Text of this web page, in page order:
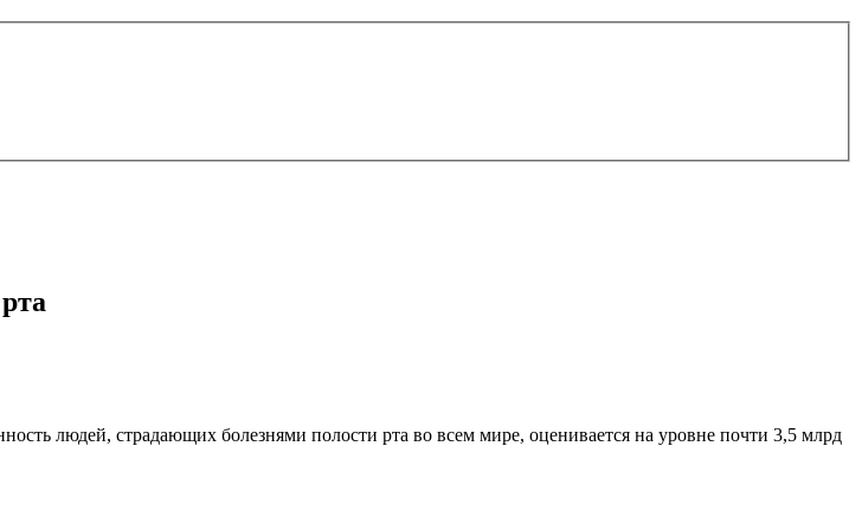
людей, страдающих болезнями полости рта во всем мире, оценивается на уровне почти 3,5 млрд